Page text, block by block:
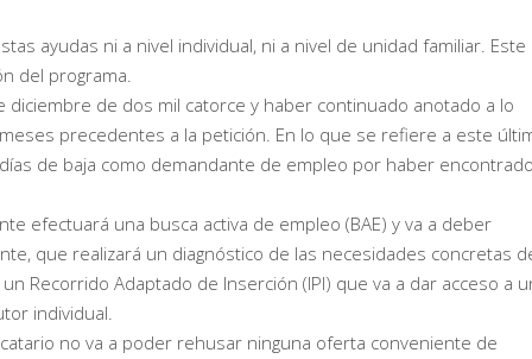
ayudas ni a nivel individual, ni a nivel de unidad familiar. Este
del programa.
de dos mil catorce y haber continuado anotado a lo
precedentes a la petición. En lo que se refiere a este
de baja como demandante de empleo por haber
efectuará una busca activa de empleo (BAE) y va a deber
que realizará un diagnóstico de las necesidades concretas
Recorrido Adaptado de Inserción (IPI) que va a dar acceso a
individual.
no va a poder rehusar ninguna oferta conveniente de